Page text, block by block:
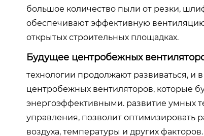
большое количество пыли от резки,
обеспечивают эффективную вентиляцию
открытых строительных площадках.
Будущее центробежных
технологии продолжают развиваться,
центробежных вентиляторов, которые
энергоэффективными. развитие умных
управления, позволит оптимизировать
воздуха, температуры и других факторов.